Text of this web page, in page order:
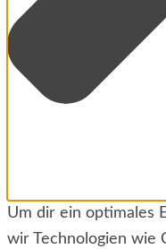
Um dir ein optimales
wir Technologien wie